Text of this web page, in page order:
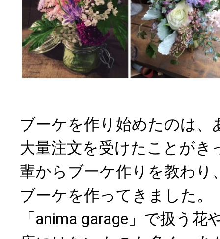
ブーケを作り始めたのは、
大量注文を受けたことがき
輩からブーケ作りを教わり
ブーケを作ってきました。
「anima garage」で扱う花